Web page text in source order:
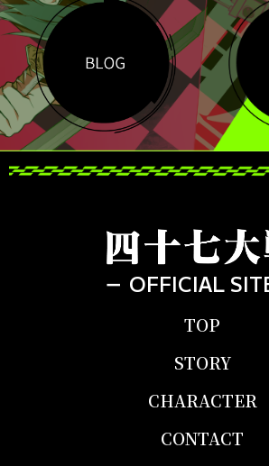
－ OFFICIAL
TOP
STORY
CHARACTER
CONTACT